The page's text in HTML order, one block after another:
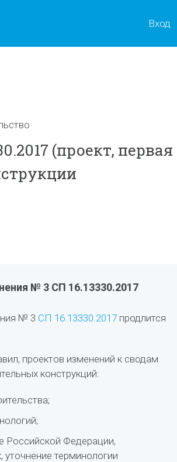
Вход
(проект, первая
№ 3 СП 16.13330.2017
№ 3 СП 16.13330.2017продлится
проектов изменений к сводам
конструкций:
Российской Федерации,
терминологии